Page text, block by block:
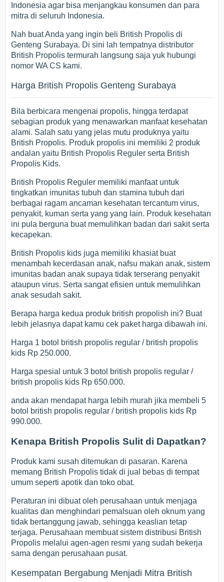
Indonesia agar bisa menjangkau konsumen dan para
mitra di seluruh Indonesia.
Nah buat Anda yang ingin beli British Propolis di
Genteng Surabaya. Di sini lah tempatnya distributor
British Propolis termurah langsung saja yuk hubungi
nomor WA CS kami.
Harga British Propolis Genteng Surabaya
Bila berbicara mengenai propolis, hingga terdapat
sebagian produk yang menawarkan manfaat kesehatan
alami. Salah satu yang jelas mutu produknya yaitu
British Propolis. Produk propolis ini memiliki 2 produk
andalan yaitu British Propolis Reguler serta British
Propolis Kids.
British Propolis Reguler memiliki manfaat untuk
tingkatkan imunitas tubuh dan stamina tubuh dari
berbagai ragam ancaman kesehatan tercantum virus,
penyakit, kuman serta yang yang lain. Produk kesehatan
ini pula berguna buat memulihkan badan dari sakit serta
kecapekan.
British Propolis kids juga memiliki khasiat buat
menambah kecerdasan anak, nafsu makan anak, sistem
imunitas badan anak supaya tidak terserang penyakit
ataupun virus. Serta sangat efisien untuk memulihkan
anak sesudah sakit.
Berapa harga kedua produk british propolish ini? Buat
lebih jelasnya dapat kamu cek paket harga dibawah ini.
Harga 1 botol british propolis regular / british propolis
kids Rp 250.000.
Harga spesial untuk 3 botol british propolis regular /
british propolis kids Rp 650.000.
anda akan mendapat harga lebih murah jika membeli 5
botol british propolis regular / british propolis kids Rp
990.000.
Kenapa British Propolis Sulit di Dapatkan?
Produk kami susah ditemukan di pasaran. Karena
memang British Propolis tidak di jual bebas di tempat
umum seperti apotik dan toko obat.
Peraturan ini dibuat oleh perusahaan untuk menjaga
kualitas dan menghindari pemalsuan oleh oknum yang
tidak bertanggung jawab, sehingga keaslian tetap
terjaga. Perusahaan membuat sistem distribusi British
Propolis melalui agen-agen resmi yang sudah bekerja
sama dengan perusahaan pusat.
Kesempatan Bergabung Menjadi Mitra British